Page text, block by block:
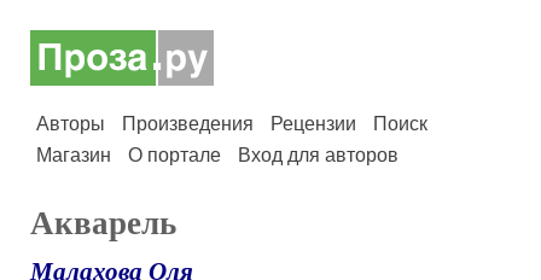
Авторы Произведения Рецензии
Поиск
Магазин
О портале Вход для авторов
Акварель
Малахова Оля